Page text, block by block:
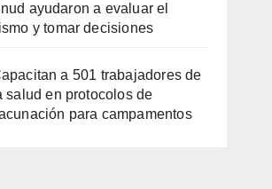
ayudaron a evaluar el
y tomar decisiones
a 501 trabajadores de
salud en protocolos de
para campamentos